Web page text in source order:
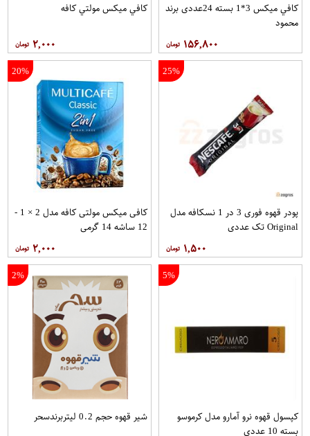
کافي ميکس 3*1 بسته 24عددی برند
محمود
۱۵۶,۸۰۰
کافي ميکس مولتي کافه
۲,۰۰۰
25%
پودر قهوه فوری 3 در 1 نسکافه مدل
Original تک عددی
۱,۵۰۰
20%
کافی میکس مولتی کافه مدل 2 × 1 -
12 ساشه 14 گرمی
۲,۰۰۰
5%
کپسول قهوه نرو آمارو مدل کرموسو
بسته 10 عددی
2%
شیر قهوه حجم 0.2 لیتربرندسحر